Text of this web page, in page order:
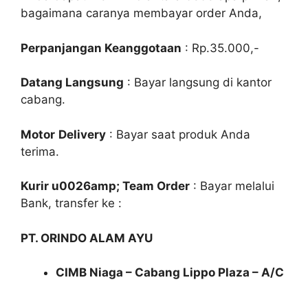
bagaimana caranya membayar order Anda,
Perpanjangan Keanggotaan : Rp.35.000,-
Datang Langsung : Bayar langsung di kantor
cabang.
Motor Delivery : Bayar saat produk Anda
terima.
Kurir u0026amp; Team Order : Bayar melalui
Bank, transfer ke :
PT. ORINDO ALAM AYU
CIMB Niaga – Cabang Lippo Plaza – A/C